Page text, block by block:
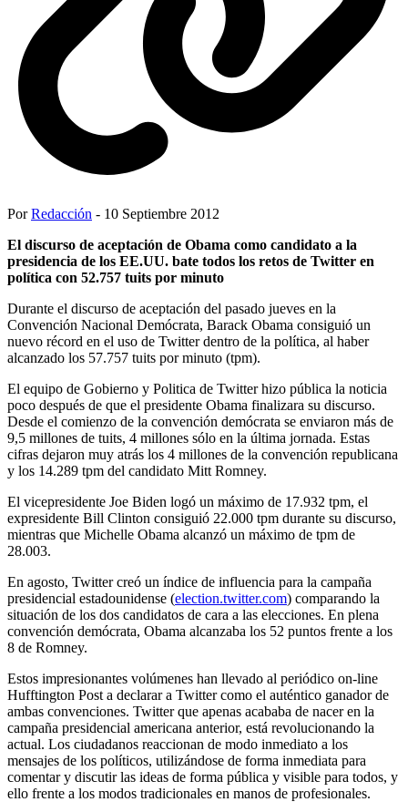
PorRedacción - 10 Septiembre 2012
El discurso de aceptación de Obama como candidato a la
presidencia de los EE.UU. bate todos los retos de Twitter en
política con 52.757 tuits por minuto
Durante el discurso de aceptación del pasado jueves en la
Convención Nacional Demócrata, Barack Obama consiguió un
nuevo récord en el uso de Twitter dentro de la política, al haber
alcanzado los 57.757 tuits por minuto (tpm).
El equipo de Gobierno y Politica de Twitter hizo pública la noticia
poco después de que el presidente Obama finalizara su discurso.
Desde el comienzo de la convención demócrata se enviaron más de
9,5 millones de tuits, 4 millones sólo en la última jornada. Estas
cifras dejaron muy atrás los 4 millones de la convención republicana
y los 14.289 tpm del candidato Mitt Romney.
El vicepresidente Joe Biden logó un máximo de 17.932 tpm, el
expresidente Bill Clinton consiguió 22.000 tpm durante su discurso,
mientras que Michelle Obama alcanzó un máximo de tpm de
28.003.
En agosto, Twitter creó un índice de influencia para la campaña
presidencial estadounidense (election.twitter.com) comparando la
situación de los dos candidatos de cara a las elecciones. En plena
convención demócrata, Obama alcanzaba los 52 puntos frente a los
8 de Romney.
Estos impresionantes volúmenes han llevado al periódico on-line
Hufftington Post a declarar a Twitter como el auténtico ganador de
ambas convenciones. Twitter que apenas acababa de nacer en la
campaña presidencial americana anterior, está revolucionando la
actual. Los ciudadanos reaccionan de modo inmediato a los
mensajes de los políticos, utilizándose de forma inmediata para
comentar y discutir las ideas de forma pública y visible para todos, y
ello frente a los modos tradicionales en manos de profesionales.